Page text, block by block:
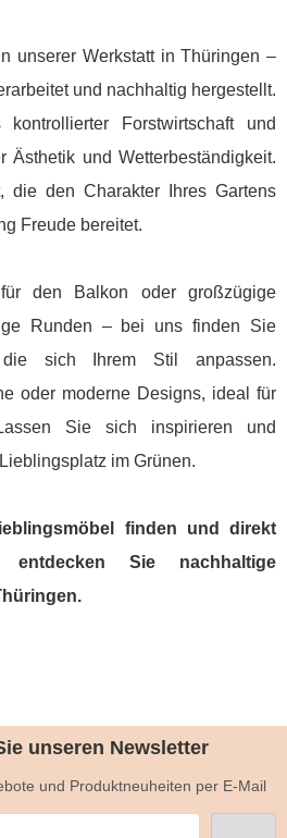
unserer Werkstatt in Thüringen –
und nachhaltig hergestellt.
Forstwirtschaft und
Ästhetik und Wetterbeständigkeit.
die den Charakter Ihres Gartens
Freude bereitet.
den Balkon oder großzügige
Runden – bei uns finden Sie
die sich Ihrem Stil anpassen.
oder moderne Designs, ideal für
Sie sich inspirieren und
im Grünen.
finden und direkt
Sie nachhaltige
unseren Newsletter
und Produktneuheiten per E-Mail